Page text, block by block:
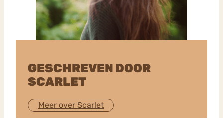
GESCHREVEN DOOR
SCARLET
Meer over Scarlet